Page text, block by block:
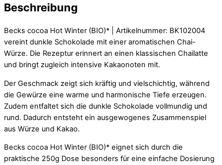
Beschreibung
Becks cocoa Hot Winter (BIO)* | Artikelnummer: BK102004
vereint dunkle Schokolade mit einer aromatischen Chai-
Würze. Die Rezeptur erinnert an einen klassischen Chailatte
und bringt zugleich intensive Kakaonoten mit.
Der Geschmack zeigt sich kräftig und vielschichtig, während
die Gewürze eine warme und harmonische Tiefe erzeugen.
Zudem entfaltet sich die dunkle Schokolade vollmundig und
rund. Dadurch entsteht ein ausgewogenes Zusammenspiel
aus Würze und Kakao.
Becks cocoa Hot Winter (BIO)* eignet sich durch die
praktische 250g Dose besonders für eine einfache Dosierung